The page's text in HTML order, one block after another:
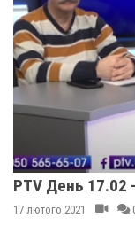
PTV День 17.02
17 лютого 2021